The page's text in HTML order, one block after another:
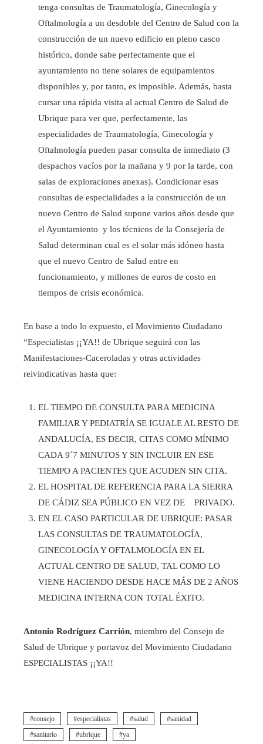
tenga consultas de Traumatología, Ginecología y
Oftalmología a un desdoble del Centro de Salud con la
construcción de un nuevo edificio en pleno casco
histórico, donde sabe perfectamente que el
ayuntamiento no tiene solares de equipamientos
disponibles y, por tanto, es imposible. Además, basta
cursar una rápida visita al actual Centro de Salud de
Ubrique para ver que, perfectamente, las
especialidades de Traumatología, Ginecología y
Oftalmología pueden pasar consulta de inmediato (3
despachos vacíos por la mañana y 9 por la tarde, con
salas de exploraciones anexas). Condicionar esas
consultas de especialidades a la construcción de un
nuevo Centro de Salud supone varios años desde que
el Ayuntamiento y los técnicos de la Consejería de
Salud determinan cual es el solar más idóneo hasta
que el nuevo Centro de Salud entre en
funcionamiento, y millones de euros de costo en
tiempos de crisis económica.
En base a todo lo expuesto, el Movimiento Ciudadano
“Especialistas ¡¡YA!! de Ubrique seguirá con las
Manifestaciones-Caceroladas y otras actividades
reivindicativas hasta que:
EL TIEMPO DE CONSULTA PARA MEDICINA
FAMILIAR Y PEDIATRÍA SE IGUALE AL RESTO DE
ANDALUCÍA, ES DECIR, CITAS COMO MÍNIMO
CADA 9´7 MINUTOS Y SIN INCLUIR EN ESE
TIEMPO A PACIENTES QUE ACUDEN SIN CITA.
EL HOSPITAL DE REFERENCIA PARA LA SIERRA
DE CÁDIZ SEA PÚBLICO EN VEZ DE PRIVADO.
EN EL CASO PARTICULAR DE UBRIQUE: PASAR
LAS CONSULTAS DE TRAUMATOLOGÍA,
GINECOLOGÍA Y OFTALMOLOGÍA EN EL
ACTUAL CENTRO DE SALUD, TAL COMO LO
VIENE HACIENDO DESDE HACE MÁS DE 2 AÑOS
MEDICINA INTERNA CON TOTAL ÉXITO.
Antonio Rodríguez Carrión, miembro del Consejo de
Salud de Ubrique y portavoz del Movimiento Ciudadano
ESPECIALISTAS ¡¡YA!!
consejo especialistas salud
sanidad
sanitario
ubrique ya